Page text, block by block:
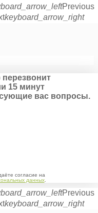
Previous
keyboard_arrow_right
15 минут
вас вопросы.
согласие на
данных.
Previous
keyboard_arrow_right